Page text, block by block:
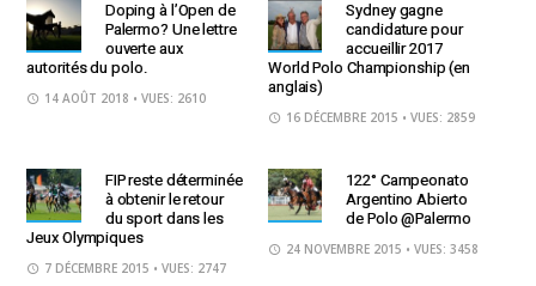
Doping à l’Open de
Palermo? Une lettre
ouverte aux
autorités du polo.
14 AOÛT 2018 • VUES: 2610
Sydney gagne
candidature pour
accueillir 2017
World Polo Championship (en
anglais)
16 DÉCEMBRE 2015 • VUES: 2859
FIP reste déterminée
à obtenir le retour
du sport dans les
Jeux Olympiques
7 DÉCEMBRE 2015 • VUES: 2747
122° Campeonato
Argentino Abierto
de Polo @Palermo
24 NOVEMBRE 2015 • VUES: 3458